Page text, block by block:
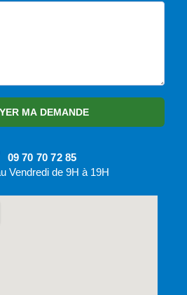
MA DEMANDE
09 70 70 72 85
Vendredi de 9H à 19H